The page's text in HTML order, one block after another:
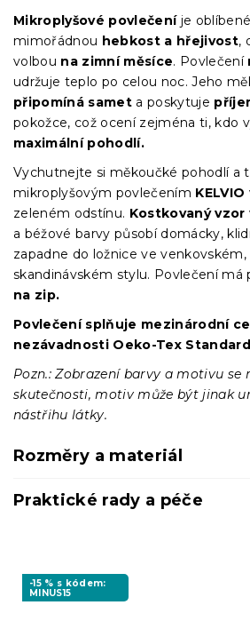
Mikroplyšové povlečeníje
mimořádnou hebkost a hřejivost,
volbou na zimní měsíce. Povlečení
udržuje teplo po celou noc. Jeho
připomíná samet a poskytuje
pokožce, což ocení zejména ti, kdo
maximální pohodlí.
Vychutnejte si měkoučké pohodlí a
mikroplyšovým povlečením KELVIO
zeleném odstínu. Kostkovaný vzor
a béžové barvy působí domácky,
zapadne do ložnice ve
skandinávském stylu. Povlečení má
na zip.
Povlečení splňuje mezinárodní
nezávadnosti Oeko-Tex
Pozn.: Zobrazení barvy a motivu se
skutečnosti, motiv může být jinak
nástřihu látky.
Rozměry a materiál
Praktické rady a péče
-15 % s kódem:
MINUS15